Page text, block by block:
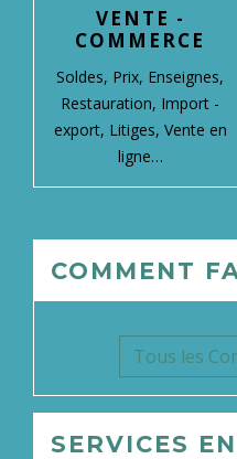
VENTE -
COMMERCE
Soldes, Prix, Enseignes,
Restauration, Import -
export, Litiges, Vente en
ligne…
COMMENT
Tous les
SERVICES